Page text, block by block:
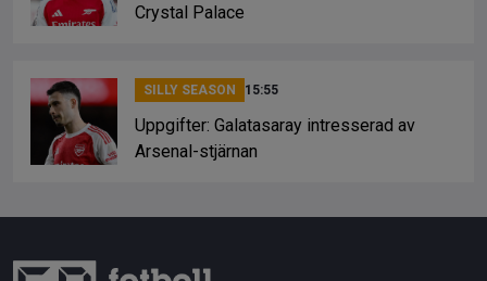
Crystal Palace
SILLY SEASON 15:55
Uppgifter: Galatasaray intresserad av
Arsenal-stjärnan